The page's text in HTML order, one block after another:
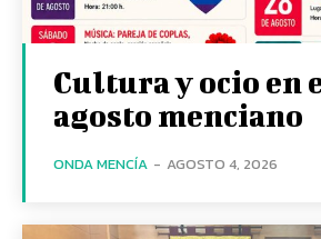
Cultura y ocio en
agosto menciano
ONDA MENCÍA - AGOSTO 4, 2026